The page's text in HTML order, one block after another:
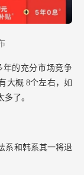
年的充分市场竞争
大概8个左右，如
了。
系和韩系其一将退